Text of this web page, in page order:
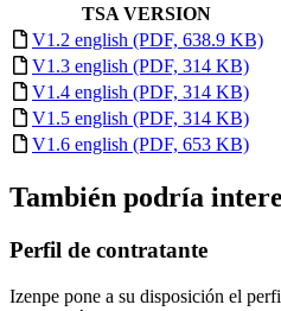
TSA VERSION
V1.2 english (PDF, 638.9 KB)
V1.3 english (PDF, 314 KB)
V1.4 english (PDF, 314 KB)
V1.5 english (PDF, 314 KB)
V1.6 english (PDF, 653 KB)
También podría
Perfil de contratante
Izenpe pone a su disposición el